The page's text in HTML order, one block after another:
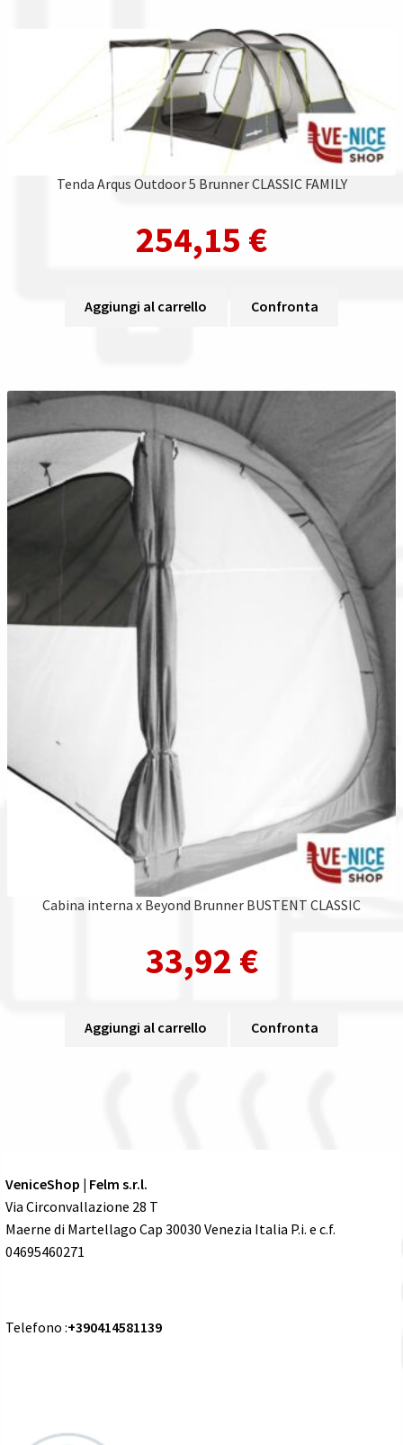
Tenda Arqus Outdoor 5 Brunner CLASSIC FAMILY
254,15 €
Aggiungi al carrello Confronta
Cabina interna x Beyond Brunner BUSTENT CLASSIC
33,92 €
Aggiungi al carrello Confronta
VeniceShop | Felm s.r.l.
Via Circonvallazione 28 T
Maerne di Martellago Cap 30030 Venezia Italia P.i. e c.f.
04695460271
Telefono :+390414581139